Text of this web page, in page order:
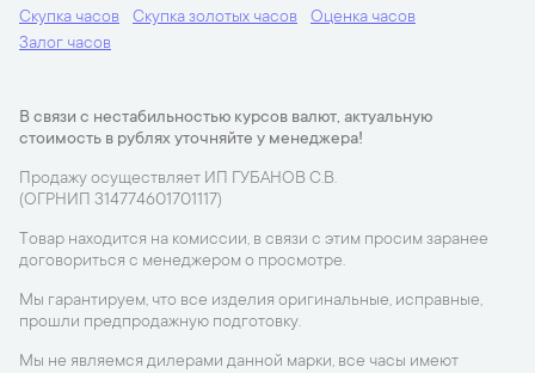
Скупка часов Скупка золотых часов
Оценка часов
Залог часов
В связи с нестабильностью курсов валют, актуальную
стоимость в рублях уточняйте у менеджера!
Продажу осуществляет ИП ГУБАНОВ С.В.
(ОГРНИП 314774601701117)
Товар находится на комиссии, в связи с этим просим заранее
договориться с менеджером о просмотре.
Мы гарантируем, что все изделия оригинальные, исправные,
прошли предпродажную подготовку.
Мы не являемся дилерами данной марки, все часы имеют